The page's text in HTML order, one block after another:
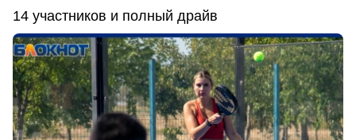
14 участников и полный драйв